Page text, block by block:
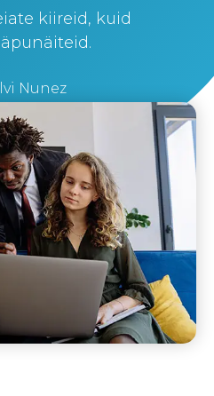
kiireid, kuid
Nunez